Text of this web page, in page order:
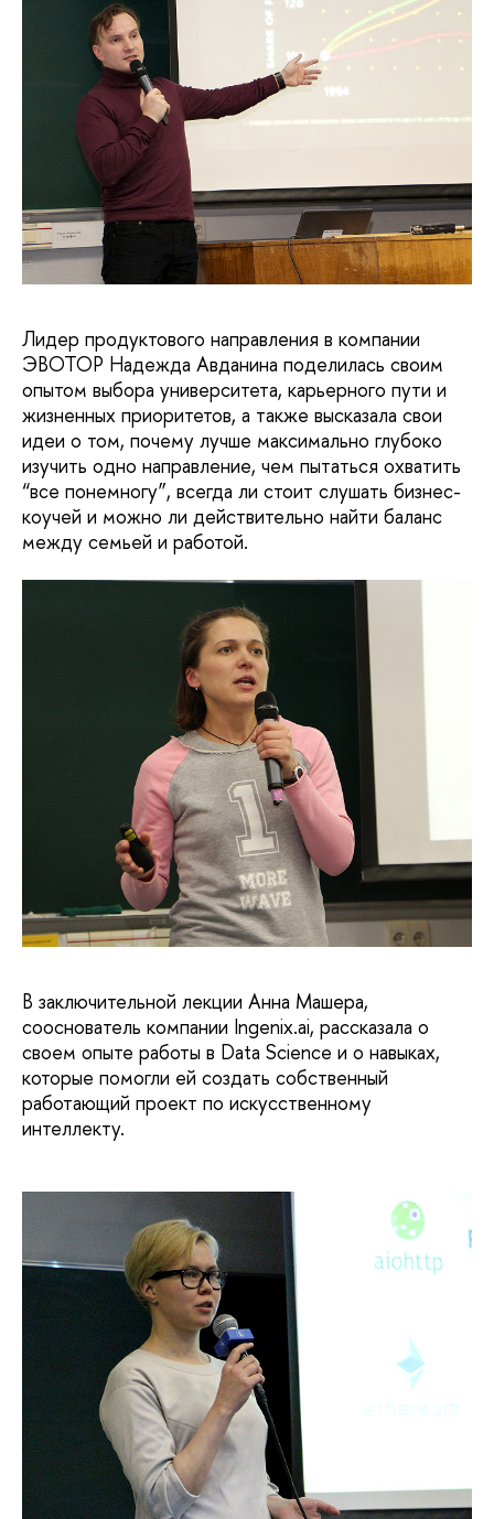
Лидер продуктового направления в компании
ЭВОТОР Надежда Авданина поделилась своим
опытом выбора университета, карьерного пути и
жизненных приоритетов, а также высказала свои
идеи о том, почему лучше максимально глубоко
изучить одно направление, чем пытаться охватить
“все понемногу”, всегда ли стоит слушать бизнес-
коучей и можно ли действительно найти баланс
между семьей и работой.
В заключительной лекции Анна Машера,
сооснователь компании Ingenix.ai, рассказала о
своем опыте работы в Data Science и о навыках,
которые помогли ей создать собственный
работающий проект по искусственному
интеллекту.